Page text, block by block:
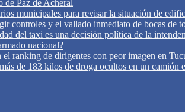
de Paz de Acheral
municipales para revisar la situación de
controles y el vallado inmediato de bocas de
del taxi es una decisión política de la
nacional?
ranking de dirigentes con peor imagen en
de 183 kilos de droga ocultos en un camión